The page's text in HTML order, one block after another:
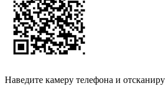
Наведите камеру телефона и